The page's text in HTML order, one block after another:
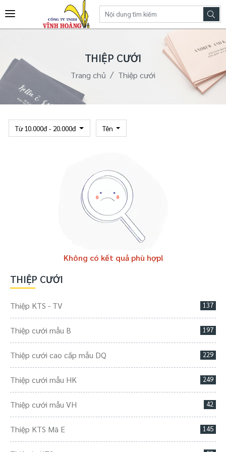
THIỆP CƯỚI
Trang chủ Thiệp cưới
THIỆP CƯỚI
Thiệp KTS - TV 137
Thiệp cưới mẫu B 197
Thiệp cưới cao cấp mẫu DQ 229
Thiệp cưới mẫu HK 249
Thiệp cưới mẫu VH 42
Thiệp KTS Mã E 145
Từ 10.000đ - 20.000đ Tên
Không có kết quả phù hợp!